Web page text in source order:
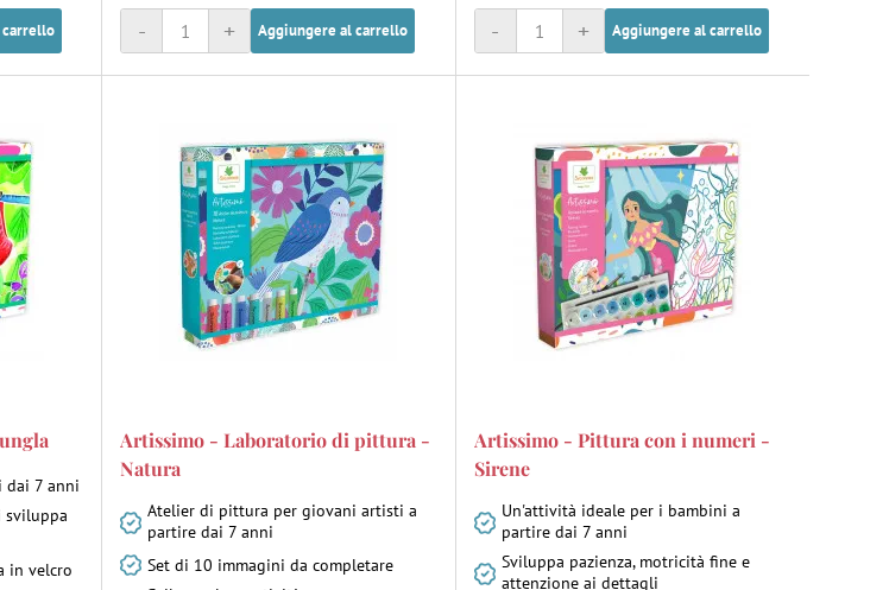
carrello +
- Aggiungere al carrello +
- Aggiungere al carrello
dai 7 anni
sviluppa
in velcro
Artissimo - Laboratorio di pittura -
Natura
Atelier di pittura per giovani artisti a
partire dai 7 anni
Set di 10 immagini da completare
Artissimo - Pittura con i numeri -
Sirene
Un'attività ideale per i bambini a
partire dai 7 anni
Sviluppa pazienza, motricità fine e
attenzione ai dettagli